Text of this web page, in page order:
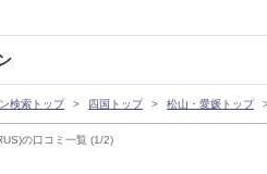
の口コミ一覧 (1/2)
検索トップ 四国トップ 松山・愛媛トップ